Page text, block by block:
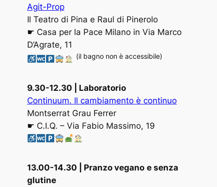
Agit-Prop
Il Teatro di Pina e Raul di Pinerolo
☛ Casa per la Pace Milano in Via Marco
D’Agrate, 11
(il bagno non è accessibile)
9.30-12.30 | Laboratorio
Continuum. Il cambiamento è continuo
Montserrat Grau Ferrer
☛ C.I.Q. – Via Fabio Massimo, 19
13.00-14.30 | Pranzo vegano e senza
glutine